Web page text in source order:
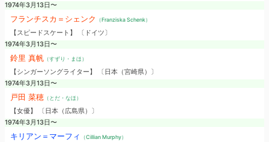
1974年3月13日〜
フランチスカ＝シェンク （Franziska Schenk）
【スピードスケート】 〔ドイツ〕
1974年3月13日〜
鈴里 真帆（すずり・まほ）
【シンガーソングライター】 〔日本（宮崎県）〕
1974年3月13日〜
戸田 菜穂 （とだ・なほ）
【女優】 〔日本（広島県）〕
1974年3月13日〜
キリアン＝マーフィ （Cillian Murphy）